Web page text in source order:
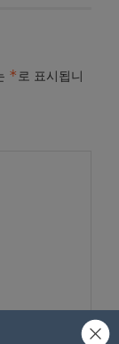
*로 표시됩니